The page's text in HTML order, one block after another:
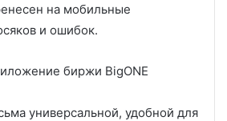
на мобильные
и ошибок.
универсальной, удобной для